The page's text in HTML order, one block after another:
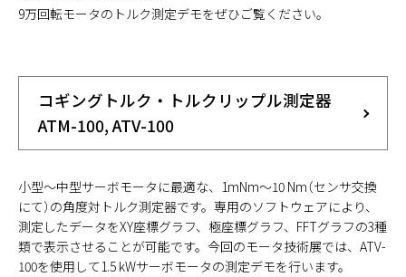
9万回転モータのトルク測定デモをぜひご覧ください。
コギングトルク・トルクリップル測定器
ATM-100, ATV-100
小型～中型サーボモータに最適な、1mNm～10 Nm（センサ交換
にて）の角度対トルク測定器です。専用のソフトウェアにより、
測定したデータをXY座標グラフ、極座標グラフ、FFTグラフの3種
類で表示させることが可能です。今回のモータ技術展では、ATV-
100を使用して1.5 kWサーボモータの測定デモを行います。